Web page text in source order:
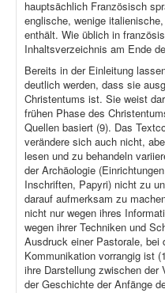
hauptsächlich Französisch
englische, wenige
enthält. Wie üblich in
Inhaltsverzeichnis am Ende
Bereits in der Einleitung
deutlich werden, dass sie
Christentums ist. Sie weist
frühen Phase des
Quellen basiert (9). Das
verändere sich auch nicht,
lesen und zu behandeln
der Archäologie
Inschriften, Papyri) nicht zu
darauf aufmerksam zu
nicht nur wegen ihres
wegen ihrer Techniken und
Ausdruck einer Pastorale, bei
Kommunikation vorrangig ist
ihre Darstellung zwischen der
der Geschichte der Anfänge